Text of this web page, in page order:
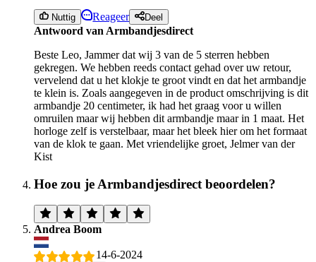
Nuttig Reageer Deel
Antwoord van Armbandjesdirect
Beste Leo, Jammer dat wij 3 van de 5 sterren hebben
gekregen. We hebben reeds contact gehad over uw retour,
vervelend dat u het klokje te groot vindt en dat het armbandje
te klein is. Zoals aangegeven in de product omschrijving is dit
armbandje 20 centimeter, ik had het graag voor u willen
omruilen maar wij hebben dit armbandje maar in 1 maat. Het
horloge zelf is verstelbaar, maar het bleek hier om het formaat
van de klok te gaan. Met vriendelijke groet, Jelmer van der
Kist
Hoe zou je Armbandjesdirect beoordelen?
Andrea Boom
14-6-2024